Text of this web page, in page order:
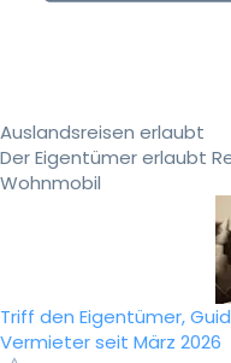
Auslandsreisen erlaubt
Der Eigentümer erlaubt
Wohnmobil
Triff den Eigentümer,
Vermieter seit März 2026